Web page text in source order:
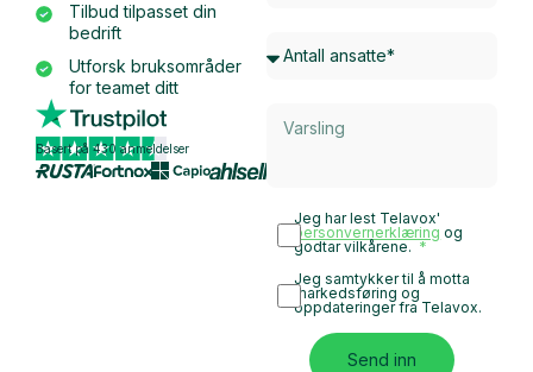
Tilbud tilpasset din
bedrift
Utforsk bruksområder
for teamet ditt
Basert på 430 anmeldelser
Jeg har lest Telavox'
personvernerklæring og
godtar vilkårene.
Jeg samtykker til å motta
markedsføring og
oppdateringer fra Telavox.
Send inn